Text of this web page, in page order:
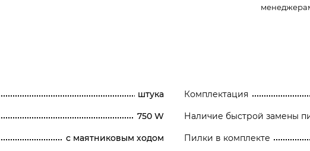
штука
750 W
с маятниковым ходом
Комплектация
Наличие быстрой замены
Пилки в комплекте